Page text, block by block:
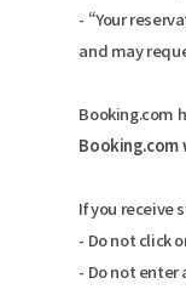
- “Your
and may
Booking.com
Booking.com
If you receive
- Do not click
- Do not